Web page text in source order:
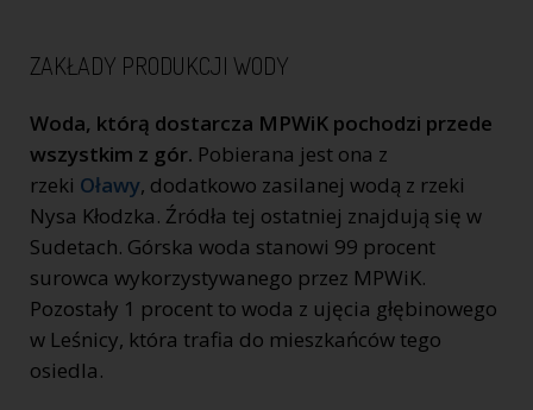
ZAKŁADY PRODUKCJI WODY
Woda, którą dostarcza MPWiK pochodzi przede
wszystkim z gór. Pobierana jest ona z
rzeki Oławy, dodatkowo zasilanej wodą z rzeki
Nysa Kłodzka. Źródła tej ostatniej znajdują się w
Sudetach. Górska woda stanowi 99 procent
surowca wykorzystywanego przez MPWiK.
Pozostały 1 procent to woda z ujęcia głębinowego
w Leśnicy, która trafia do mieszkańców tego
osiedla.